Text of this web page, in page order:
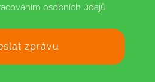
osobních údajů